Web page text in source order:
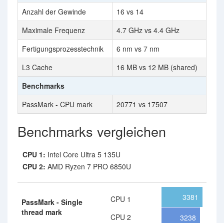
Anzahl der Gewinde
16 vs 14
Maximale Frequenz
4.7 GHz vs 4.4 GHz
Fertigungsprozesstechnik
6 nm vs 7 nm
L3 Cache
16 MB vs 12 MB (shared)
Benchmarks
PassMark - CPU mark
20771 vs 17507
Benchmarks vergleichen
CPU 1: Intel Core Ultra 5 135U
CPU 2: AMD Ryzen 7 PRO 6850U
PassMark - Single
thread mark
CPU 1
CPU 2
3381
3238